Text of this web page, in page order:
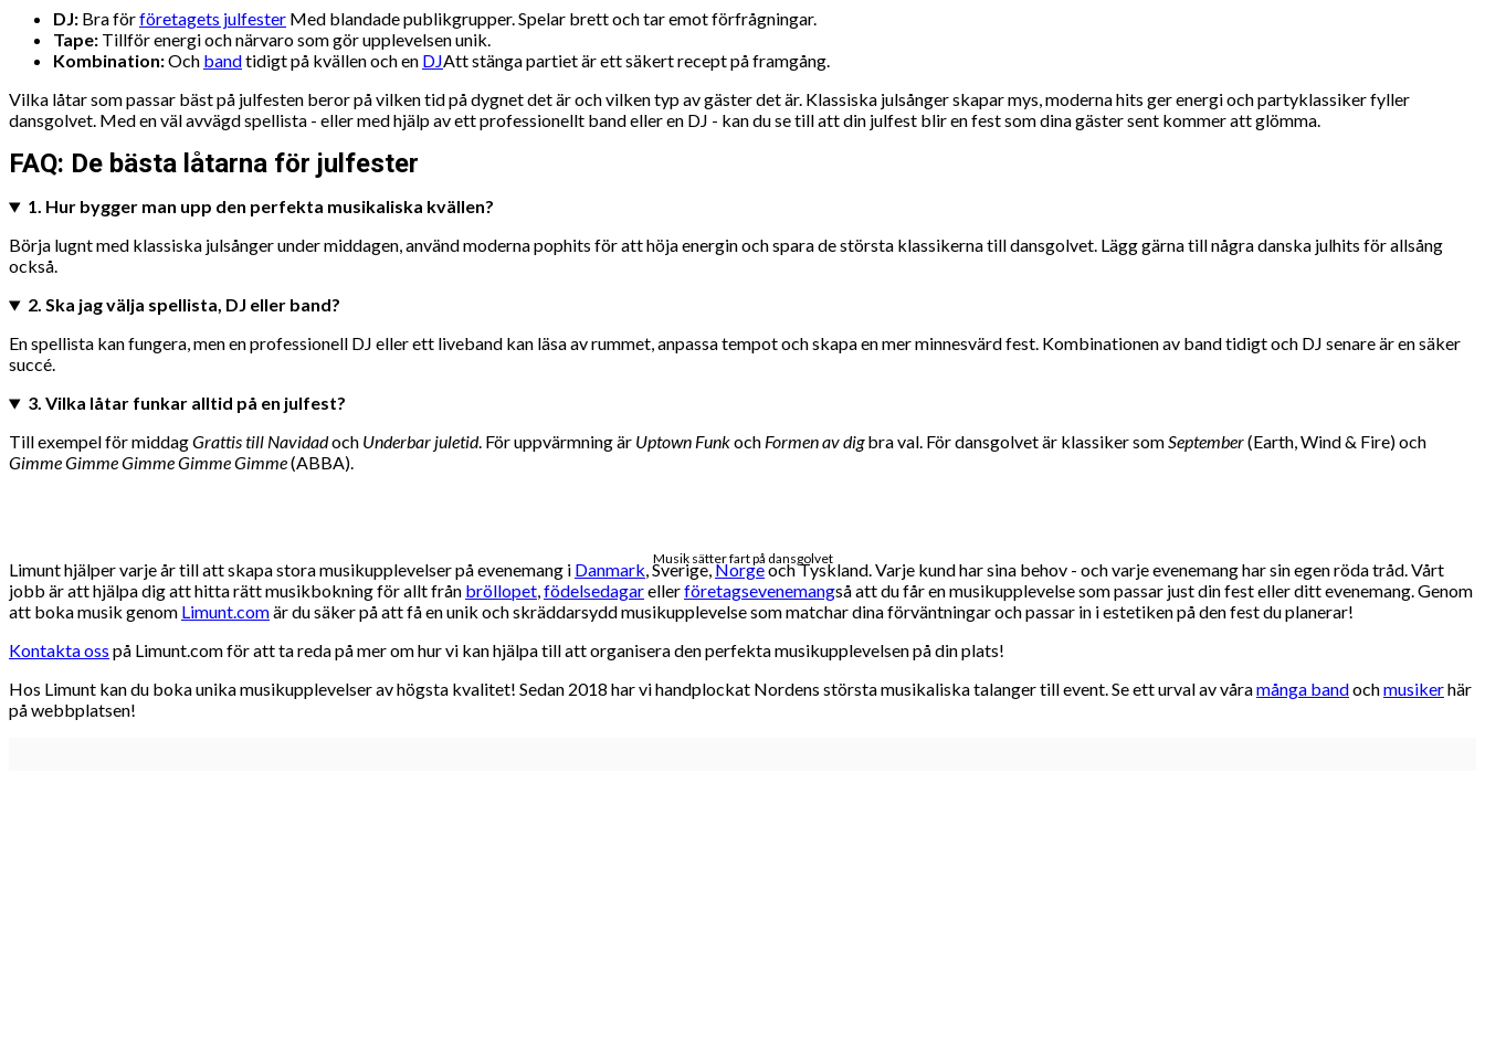
DJ: Bra förföretagets julfester Med blandade publikgrupper. Spelar brett och tar emot förfrågningar.
Tape: Tillför energi och närvaro som gör upplevelsen unik.
Kombination:Och bandtidigt på kvällen och en DJAtt stänga partiet är ett säkert recept på framgång.
Vilka låtar som passar bäst på julfesten beror på vilken tid på dygnet det är och vilken typ av gäster det är. Klassiska julsånger skapar mys, moderna hits ger energi och partyklassiker fyller
dansgolvet. Med en väl avvägd spellista - eller med hjälp av ett professionellt band eller en DJ - kan du se till att din julfest blir en fest som dina gäster sent kommer att glömma.
FAQ: De bästa låtarna för julfester
1. Hur bygger man upp den perfekta musikaliska kvällen?
Börja lugnt med klassiska julsånger under middagen, använd moderna pophits för att höja energin och spara de största klassikerna till dansgolvet. Lägg gärna till några danska julhits för allsång
också.
2. Ska jag välja spellista, DJ eller band?
En spellista kan fungera, men en professionell DJ eller ett liveband kan läsa av rummet, anpassa tempot och skapa en mer minnesvärd fest. Kombinationen av band tidigt och DJ senare är en säker
succé.
3. Vilka låtar funkar alltid på en julfest?
Till exempel för middagGrattis till Navidadoch Underbar juletid. För uppvärmning är Uptown Funkoch Formen av digbra val. För dansgolvet är klassiker somSeptember(Earth, Wind & Fire) och
Gimme Gimme Gimme Gimme Gimme(ABBA).
Musik sätter fart på dansgolvet
Limunt hjälper varje år till att skapa stora musikupplevelser på evenemang i Danmark, Sverige,Norgeoch Tyskland. Varje kund har sina behov - och varje evenemang har sin egen röda tråd. Vårt
jobb är att hjälpa dig att hitta rätt musikbokning för allt från bröllopet,födelsedagarellerföretagsevenemangså att du får en musikupplevelse som passar just din fest eller ditt evenemang. Genom
att boka musik genom Limunt.comär du säker på att få en unik och skräddarsydd musikupplevelse som matchar dina förväntningar och passar in i estetiken på den fest du planerar!
Kontakta oss på Limunt.com för att ta reda på mer om hur vi kan hjälpa till att organisera den perfekta musikupplevelsen på din plats!
Hos Limunt kan du boka unika musikupplevelser av högsta kvalitet! Sedan 2018 har vi handplockat Nordens största musikaliska talanger till event. Se ett urval av våramånga bandochmusikerhär
på webbplatsen!